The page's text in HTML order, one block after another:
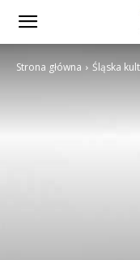
Strona główna Śląska